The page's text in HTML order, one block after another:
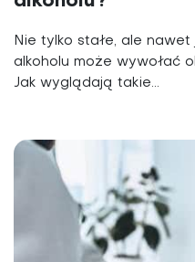
Nie tylko stałe, ale
alkoholu może wywołać
Jak wyglądają takie...